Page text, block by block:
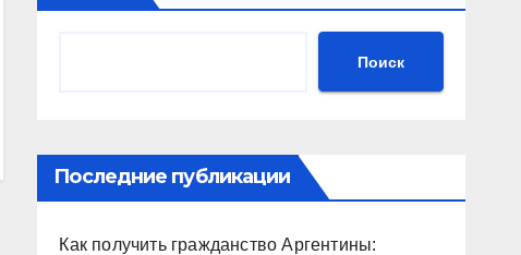
Поиск
Последние публикации
Как получить гражданство Аргентины: